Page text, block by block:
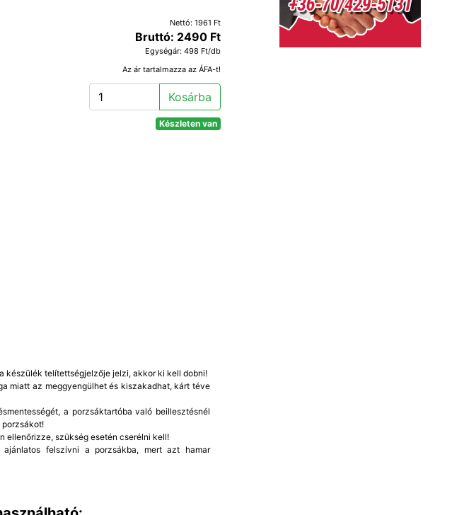
Nettó: 1961 Ft
Bruttó: 2490 Ft
Egységár: 498 Ft/db
Az ár tartalmazza az ÁFA-t!
Kosárba
Készleten van
készülék telítettségjelzője jelzi, akkor ki kell dobni!
miatt az meggyengülhet és kiszakadhat, kárt téve
a porzsáktartóba való beillesztésnél
porzsákot!
ellenőrizze, szükség esetén cserélni kell!
felszívni a porzsákba, mert azt hamar